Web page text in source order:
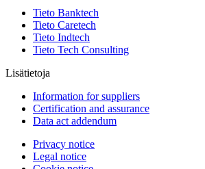
Tieto Banktech
Tieto Caretech
Tieto Indtech
Tieto Tech Consulting
Lisätietoja
Information for suppliers
Certification and assurance
Data act addendum
Privacy notice
Legal notice